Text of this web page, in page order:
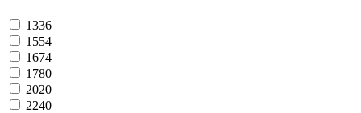
1336
1554
1674
1780
2020
2240